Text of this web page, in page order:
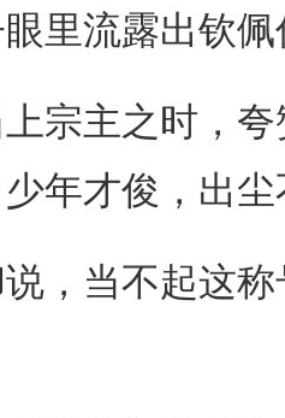
流露出钦佩
主之时，夸
年才俊，出
当不起这称